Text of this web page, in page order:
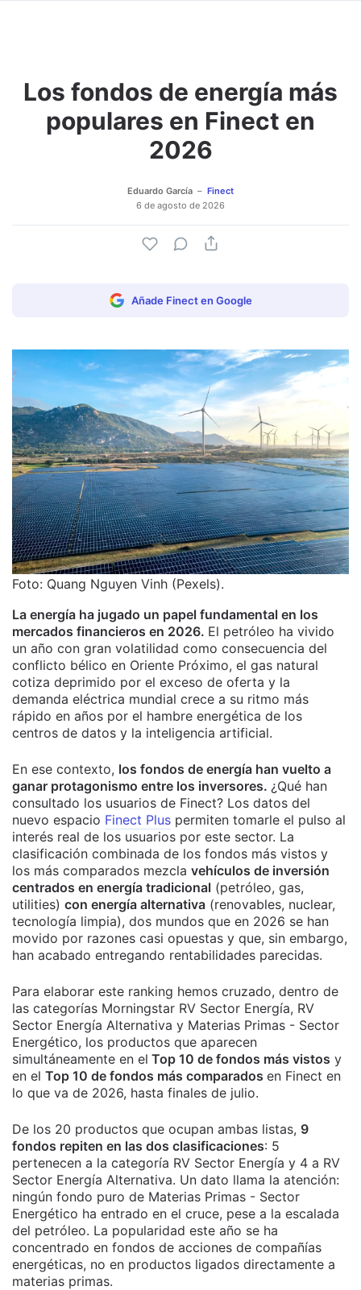
Los fondos de energía más
populares en Finect en
2026
Eduardo García
Finect
6 de agosto de 2026
Añade Finect en Google
Foto: Quang Nguyen Vinh (Pexels).
La energía ha jugado un papel fundamental en los
mercados financieros en 2026. El petróleo ha vivido
un año con gran volatilidad como consecuencia del
conflicto bélico en Oriente Próximo, el gas natural
cotiza deprimido por el exceso de oferta y la
demanda eléctrica mundial crece a su ritmo más
rápido en años por el hambre energética de los
centros de datos y la inteligencia artificial.
En ese contexto, los fondos de energía han vuelto a
ganar protagonismo entre los inversores. ¿Qué han
consultado los usuarios de Finect? Los datos del
nuevo espacio Finect Plus permiten tomarle el pulso al
interés real de los usuarios por este sector. La
clasificación combinada de los fondos más vistos y
los más comparados mezcla vehículos de inversión
centrados en energía tradicional (petróleo, gas,
utilities) con energía alternativa (renovables, nuclear,
tecnología limpia), dos mundos que en 2026 se han
movido por razones casi opuestas y que, sin embargo,
han acabado entregando rentabilidades parecidas.
Para elaborar este ranking hemos cruzado, dentro de
las categorías Morningstar RV Sector Energía, RV
Sector Energía Alternativa y Materias Primas - Sector
Energético, los productos que aparecen
simultáneamente en el Top 10 de fondos más vistos y
en el Top 10 de fondos más comparados en Finect en
lo que va de 2026, hasta finales de julio.
De los 20 productos que ocupan ambas listas, 9
fondos repiten en las dos clasificaciones: 5
pertenecen a la categoría RV Sector Energía y 4 a RV
Sector Energía Alternativa. Un dato llama la atención:
ningún fondo puro de Materias Primas - Sector
Energético ha entrado en el cruce, pese a la escalada
del petróleo. La popularidad este año se ha
concentrado en fondos de acciones de compañías
energéticas, no en productos ligados directamente a
materias primas.